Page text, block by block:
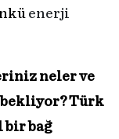
enerji
neler ve
Türk
bağ